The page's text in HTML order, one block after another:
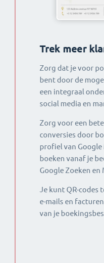
Trek meer
Zorg dat je voor
bent door de
een integraal
social media en
Zorg voor een
conversies door
profiel van
boeken vanaf je
Google Zoeken en
Je kunt QR-codes
e-mails en
van je